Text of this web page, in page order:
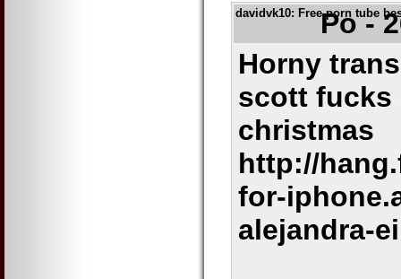
davidvk10: Free porn tube
Po -
Horny
scott fucks
christmas
http://
for-
alejandra-